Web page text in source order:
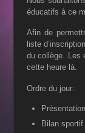
éducatifs à ce
Afin de
liste
du collège. Les
cette heure là.
Ordre du jour:
Bilan